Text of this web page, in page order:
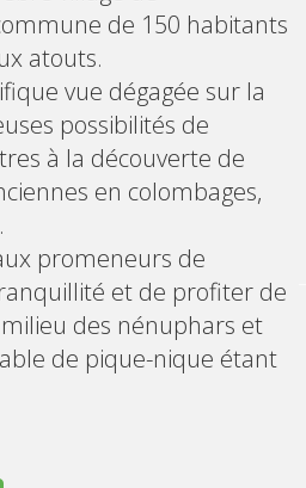
de 150 habitants
atouts.
vue dégagée sur la
possibilités de
à la découverte de
en colombages,
promeneurs de
et de profiter de
des nénuphars et
de pique-nique étant